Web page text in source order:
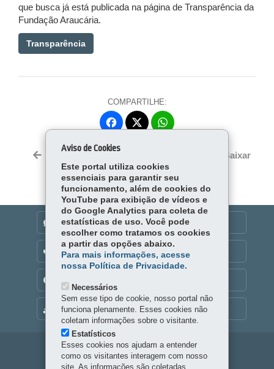
que busca já está publicada na página de Transparência da
Fundação Araucária.
Transparência
COMPARTILHE:
Fa
ok
er
Baixar
MAPA DO SITE
DENUNCIE CORRUPÇÃO
OUVIDORIA
Navegação
Aviso de Cookies
Este portal utiliza cookies
essenciais para garantir seu
funcionamento, além de cookies do
YouTube para exibição de vídeos e
do Google Analytics para coleta de
estatísticas de uso. Você pode
escolher como tratamos os cookies
a partir das opções abaixo.
Para mais informações, acesse
nossa Política de Privacidade.
Necessários
Sem esse tipo de cookie, nosso portal não
funciona plenamente. Esses cookies não
coletam informações sobre o visitante.
Estatísticos
Esses cookies nos ajudam a entender
como os visitantes interagem com nosso
site. As informações são coletadas